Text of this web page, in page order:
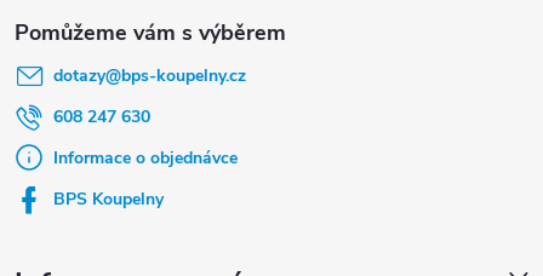
dotazy@bps-koupelny.cz
608 247 630
Informace o objednávce
BPS Koupelny